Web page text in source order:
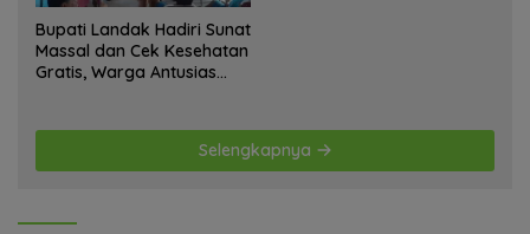
Bupati Landak Hadiri Sunat
Massal dan Cek Kesehatan
Gratis, Warga Antusias
Selengkapnya